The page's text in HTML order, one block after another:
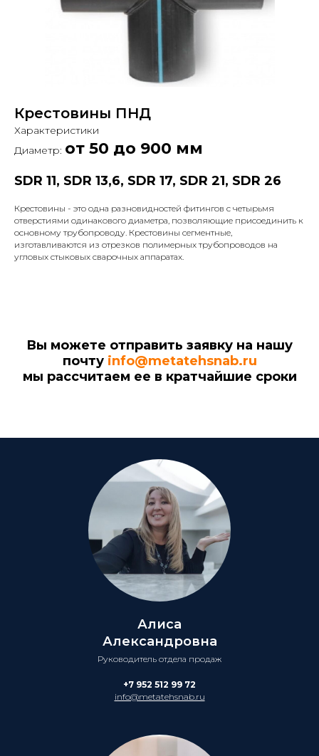
Крестовины ПНД
Характеристики
Диаметр: от 50 до 900 мм
SDR 11, SDR 13,6, SDR 17, SDR 21, SDR 26
Крестовины - это одна разновидностей фитингов с четырьмя
отверстиями одинакового диаметра, позволяющие присоединить к
основному трубопроводу. Крестовины сегментные,
изготавливаются из отрезков полимерных трубопроводов на
угловых стыковых сварочных аппаратах.
Вы можете отправить заявку на нашу
почту info@metatehsnab.ru
мы рассчитаем ее в кратчайшие сроки
Алиса
Александровна
Руководитель отдела продаж
+7 952 512 99 72
info@metatehsnab.ru